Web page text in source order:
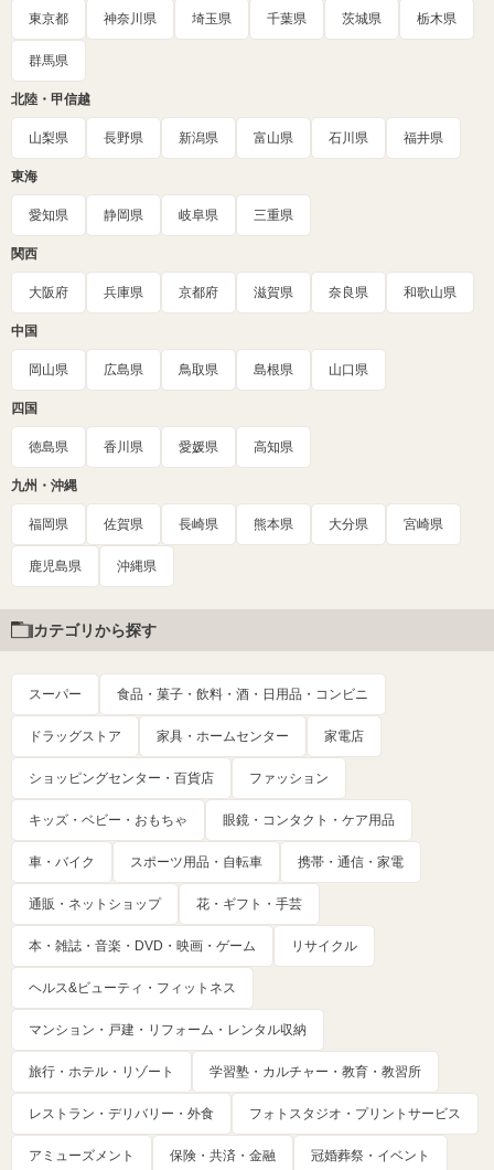
東京都 神奈川県 埼玉県 千葉県 茨城県 栃木県
群馬県
北陸・甲信越
山梨県 長野県 新潟県 富山県 石川県 福井県
東海
愛知県 静岡県 岐阜県 三重県
関西
大阪府 兵庫県 京都府 滋賀県 奈良県 和歌山県
中国
岡山県 広島県 鳥取県 島根県 山口県
四国
徳島県 香川県 愛媛県 高知県
九州・沖縄
福岡県 佐賀県 長崎県 熊本県 大分県 宮崎県
鹿児島県 沖縄県
カテゴリから探す
スーパー 食品・菓子・飲料・酒・日用品・コンビニ
ドラッグストア 家具・ホームセンター 家電店
ショッピングセンター・百貨店 ファッション
キッズ・ベビー・おもちゃ 眼鏡・コンタクト・ケア用品
車・バイク スポーツ用品・自転車 携帯・通信・家電
通販・ネットショップ 花・ギフト・手芸
本・雑誌・音楽・DVD・映画・ゲーム リサイクル
ヘルス&ビューティ・フィットネス
マンション・戸建・リフォーム・レンタル収納
旅行・ホテル・リゾート 学習塾・カルチャー・教育・教習所
レストラン・デリバリー・外食 フォトスタジオ・プリントサービス
アミューズメント 保険・共済・金融 冠婚葬祭・イベント